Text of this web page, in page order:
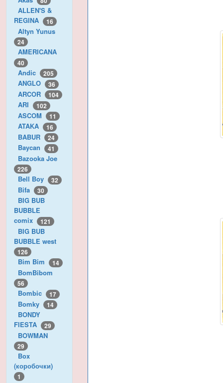
ALLEN'S &
REGINA
16
Altyn Yunus
24
AMERICANA
40
Andic 205
ANGLO 36
ARCOR 104
ARI 102
ASCOM 11
ATAKA 16
BABUR 24
Baycan 41
Bazooka Joe
226
Bell Boy 32
Bifa 30
BIG BUB
BUBBLE
comix
121
BIG BUB
BUBBLE west
126
Bim Bim 14
BomBibom
56
Bombic 17
Bomky 14
BONDY
FIESTA
29
BOWMAN
29
Box
(коробочки)
1